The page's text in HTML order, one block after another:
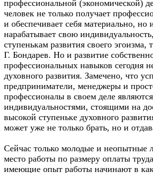
профессиональной (экономической)
человек не только получает
и обеспечивает себя материально, но
нарабатывает свою
ступенькам развития своего эгоизма,
Г. Бондарев. Но и развитие
профессиональных навыков сегодня
духовного развития. Замечено, что
предприниматели, менеджеры и
профессионалы в своем деле
индивидуальностями, стоящими на
высокой ступеньке духовного
может уже не только брать, но и
Сейчас только молодые и неопытные
место работы по размеру оплаты
имеющие опыт работы начинают в